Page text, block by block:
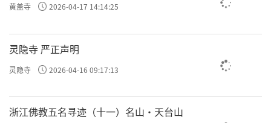
黄盖寺 2026-04-17 14:14:25
灵隐寺 严正声明
灵隐寺 2026-04-16 09:17:13
浙江佛教五名寻迹（十一）名山·天台山